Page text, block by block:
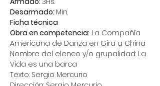
Desarmado: Min.
Ficha técnica
Obra en competencia: La Compañía
Americana de Danza en Gira a China
Nombre del elenco y/o grupalidad: La
Vida es una barca
Texto: Sergio Mercurio